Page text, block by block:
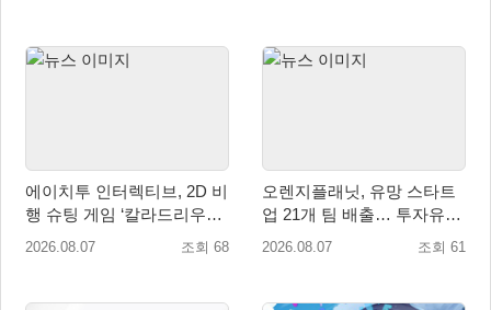
에이치투 인터렉티브, 2D 비
행 슈팅 게임 ‘칼라드리우스
2/다크 엘레멘트’ 올 겨울 전
2026.08.07 조회 68
오렌지플래닛, 유망 스타트
업 21개 팀 배출… 투자유치∙
매출성장 성과 눈길
2026.08.07 조회 61